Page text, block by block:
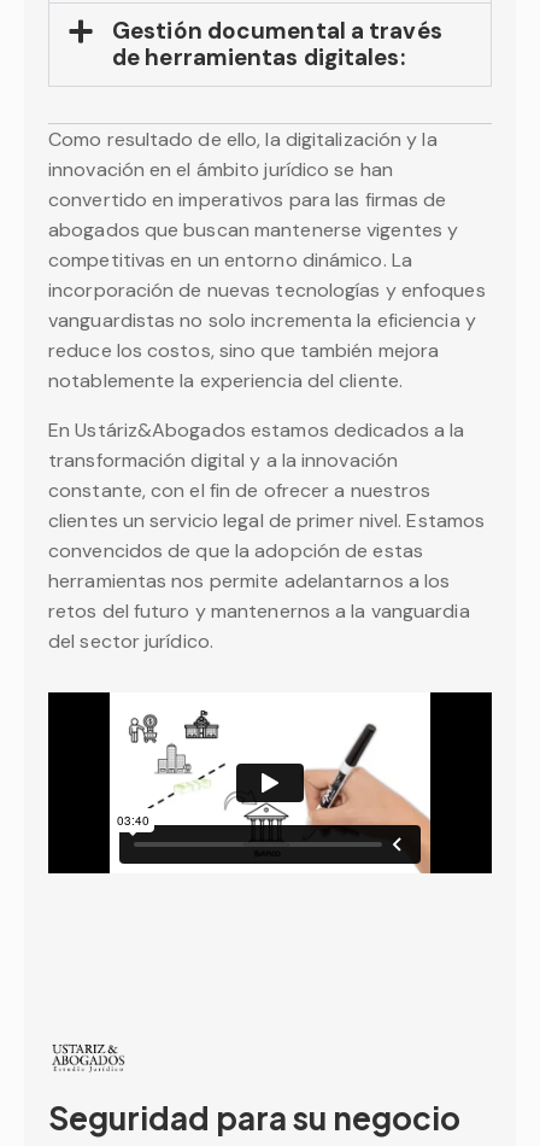
Gestión documental a través
de herramientas digitales:
Como resultado de ello, la digitalización y la
innovación en el ámbito jurídico se han
convertido en imperativos para las firmas de
abogados que buscan mantenerse vigentes y
competitivas en un entorno dinámico. La
incorporación de nuevas tecnologías y enfoques
vanguardistas no solo incrementa la eficiencia y
reduce los costos, sino que también mejora
notablemente la experiencia del cliente.
En Ustáriz&Abogados estamos dedicados a la
transformación digital y a la innovación
constante, con el fin de ofrecer a nuestros
clientes un servicio legal de primer nivel. Estamos
convencidos de que la adopción de estas
herramientas nos permite adelantarnos a los
retos del futuro y mantenernos a la vanguardia
del sector jurídico.
Seguridad para su negocio